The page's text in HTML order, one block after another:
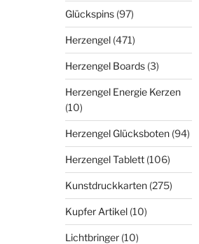
Glückspins (97)
Herzengel (471)
Herzengel Boards (3)
Herzengel Energie Kerzen
(10)
Herzengel Glücksboten (94)
Herzengel Tablett (106)
Kunstdruckkarten (275)
Kupfer Artikel (10)
Lichtbringer (10)